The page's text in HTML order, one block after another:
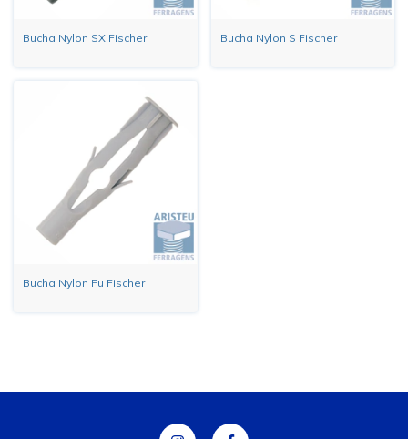
Bucha Nylon SX Fischer Bucha Nylon S Fischer
Bucha Nylon Fu Fischer